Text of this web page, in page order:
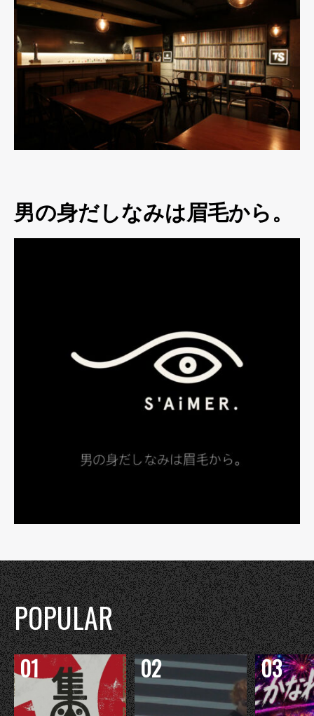
男の身だしなみは眉毛から。
POPULAR